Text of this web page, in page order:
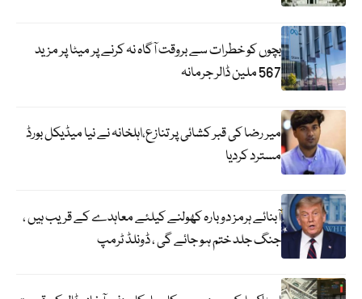
بچوں کو خطرات سے بروقت آگاہ نہ کرنے پر میٹا پر مزید
567 ملین ڈالر جرمانہ
میر رضا کی قبر کشائی پر تنازع،اہلخانہ نے نیا میڈیکل بورڈ
مسترد کردیا
آبنائے ہرمز دوبارہ کھولنے کیلئے معاہدے کے قریب ہیں ،
جنگ جلد ختم ہو جائے گی ، ڈونلڈ ٹرمپ